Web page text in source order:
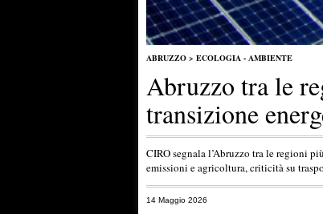
ABRUZZO > ECOLOGIA - AMBIENTE
Abruzzo tra le
transizione
CIRO segnala l’Abruzzo tra le regioni
emissioni e agricoltura, criticità su
14 Maggio 2026